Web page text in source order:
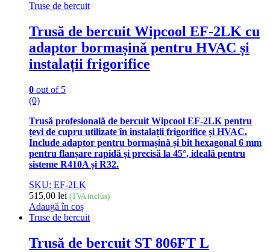
Truse de bercuit
Trusă de bercuit Wipcool EF-2LK cu
adaptor bormașină pentru HVAC și
instalații frigorifice
0 out of 5
(0)
Trusă profesională de bercuit Wipcool EF-2LK pentru
țevi de cupru utilizate în instalații frigorifice și HVAC.
Include adaptor pentru bormașină și bit hexagonal 6 mm
pentru flanșare rapidă și precisă la 45°, ideală pentru
sisteme R410A și R32.
SKU: EF-2LK
515,00 lei (TVA inclus)
Adaugă în coș
Truse de bercuit
Trusă de bercuit ST 806FT L